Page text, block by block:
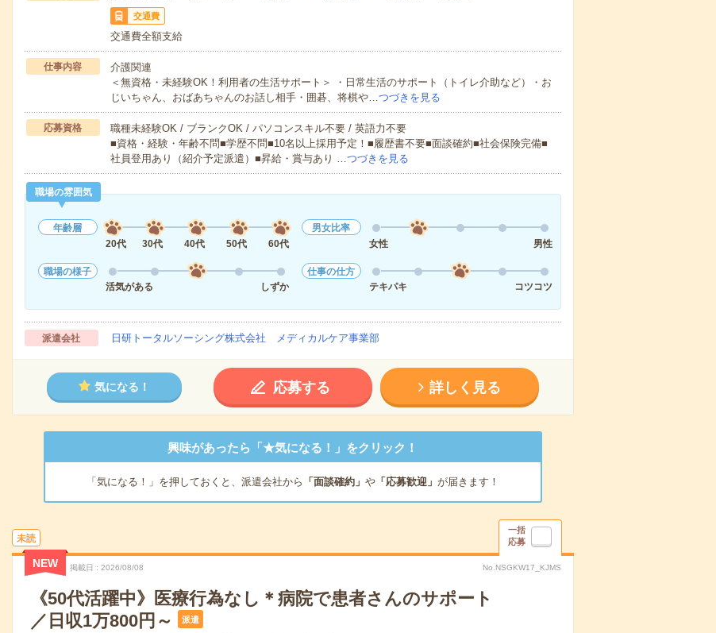
交通費
交通費全額支給
仕事内容
介護関連
＜無資格・未経験OK！利用者の生活サポート＞ ・日常生活のサポート（トイレ介助など）・お
じいちゃん、おばあちゃんのお話し相手・囲碁、将棋や…つづきを見る
応募資格
職種未経験OK / ブランクOK / パソコンスキル不要 / 英語力不要
■資格・経験・年齢不問■学歴不問■10名以上採用予定！■履歴書不要■面談確約■社会保険完備■
社員登用あり（紹介予定派遣）■昇給・賞与あり …つづきを見る
職場の雰囲気
年齢層
20代
30代 40代 50代 60代
男女比率
女性
男性
職場の様子
活気がある
しずか
仕事の仕方
テキパキ
コツコツ
派遣会社 日研トータルソーシング株式会社 メディカルケア事業部
気になる！ 応募する 詳しく見る
興味があったら「★気になる！」をクリック！
「気になる！」を押しておくと、派遣会社から 「面談確約」 や「応募歓迎」 が届きます！
未読
一括
応募
NEW 掲載日 2026/08/08 No.NSGKW17_KJMS
《50代活躍中》医療行為なし＊病院で患者さんのサポート
／日収1万800円～
派遣